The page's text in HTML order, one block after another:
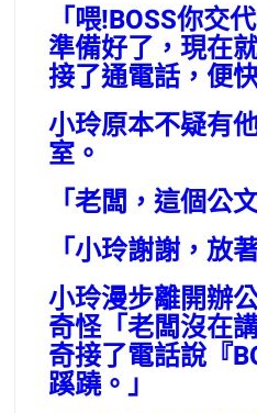
「喂!BOSS你交
準備好了，現在
接了通電話，便
小玲原本不疑有
室。
「老闆，這個公
「小玲謝謝，放
小玲漫步離開辦
奇怪「老闆沒在
奇接了電話說『
蹊蹺。」